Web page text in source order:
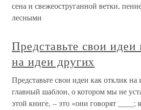
сена и свежеоструганной ветки,
лесными
Представьте свои идеи
на идеи других
Представьте свои идеи как отклик
главный шаблон, о котором мы не
этой книге, – это «они говорят ____;